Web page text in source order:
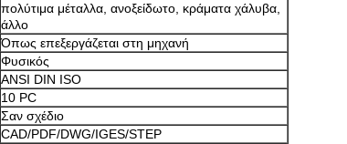
πολύτιμα μέταλλα, ανοξείδωτο, κράματα χάλυβα,
άλλο
Όπως επεξεργάζεται στη μηχανή
Φυσικός
ANSI DIN ISO
10 PC
Σαν σχέδιο
CAD/PDF/DWG/IGES/STEP